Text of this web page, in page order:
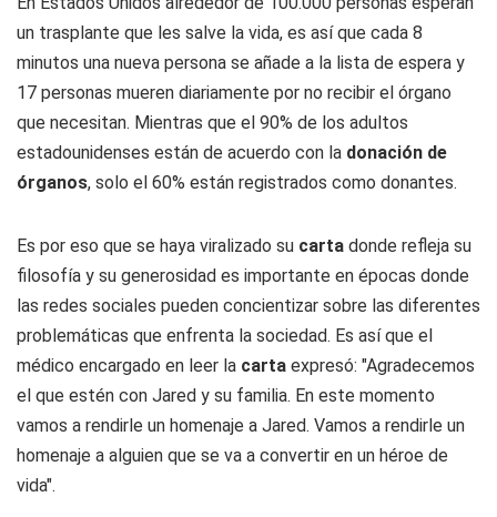
un trasplante que les salve la vida, es así que cada 8
minutos una nueva persona se añade a la lista de espera y
17 personas mueren diariamente por no recibir el órgano
que necesitan. Mientras que el 90% de los adultos
estadounidenses están de acuerdo con la donación de
órganos, solo el 60% están registrados como donantes.
Es por eso que se haya viralizado su carta donde refleja su
filosofía y su generosidad es importante en épocas donde
las redes sociales pueden concientizar sobre las diferentes
problemáticas que enfrenta la sociedad. Es así que el
médico encargado en leer la carta expresó: "Agradecemos
el que estén con Jared y su familia. En este momento
vamos a rendirle un homenaje a Jared. Vamos a rendirle un
homenaje a alguien que se va a convertir en un héroe de
vida".